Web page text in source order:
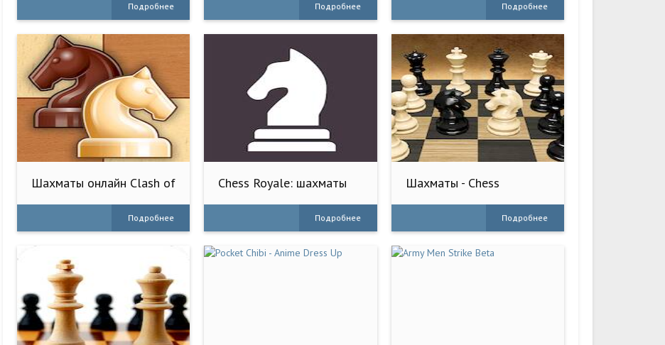
Подробнее Подробнее Подробнее
Шахматы онлайн Clash of
Подробнее
Chess Royale: шахматы
Подробнее
Шахматы - Chess
Подробнее